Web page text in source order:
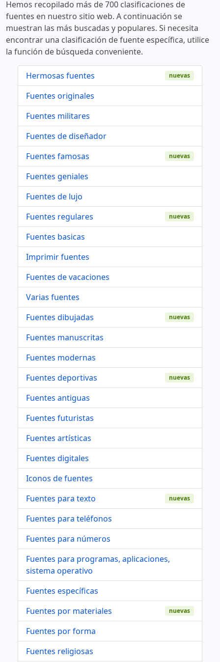
Hemos recopilado más de 700 clasificaciones de
fuentes en nuestro sitio web. A continuación se
muestran las más buscadas y populares. Si necesita
encontrar una clasificación de fuente específica, utilice
la función de búsqueda conveniente.
Hermosas fuentes nuevas
Fuentes originales
Fuentes militares
Fuentes de diseñador
Fuentes famosas
nuevas
Fuentes geniales
Fuentes de lujo
Fuentes regulares
nuevas
Fuentes basicas
Imprimir fuentes
Fuentes de vacaciones
Varias fuentes
Fuentes dibujadas
nuevas
Fuentes manuscritas
Fuentes modernas
Fuentes deportivas
nuevas
Fuentes antiguas
Fuentes futuristas
Fuentes artísticas
Fuentes digitales
Iconos de fuentes
Fuentes para texto
nuevas
Fuentes para teléfonos
Fuentes para números
Fuentes para programas, aplicaciones,
sistema operativo
Fuentes específicas
Fuentes por materiales
nuevas
Fuentes por forma
Fuentes religiosas